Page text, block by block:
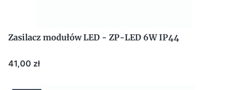
Zasilacz modułów LED - ZP-LED 6W IP44
Cena
41,00 zł